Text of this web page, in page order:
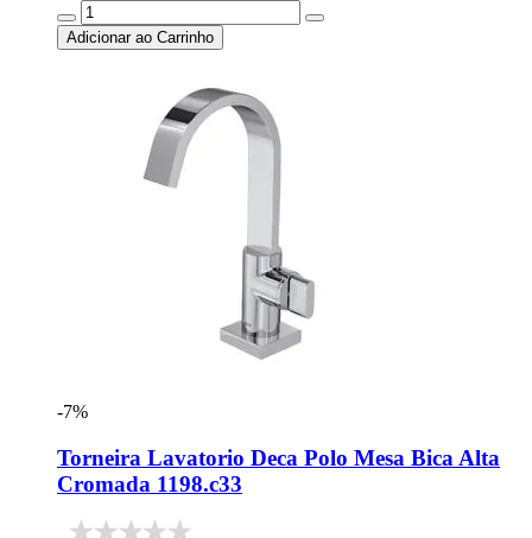
Adicionar ao Carrinho
-7%
Torneira Lavatorio Deca Polo Mesa Bica Alta
Cromada 1198.c33